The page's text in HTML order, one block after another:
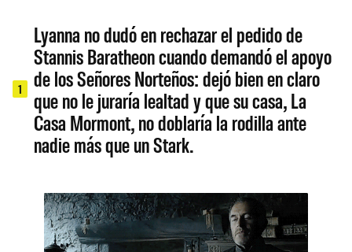
1
Lyanna no dudó en rechazar el pedido de
Stannis Baratheon cuando demandó el apoyo
de los Señores Norteños: dejó bien en claro
que no le juraría lealtad y que su casa, La
Casa Mormont, no doblaría la rodilla ante
nadie más que un Stark.